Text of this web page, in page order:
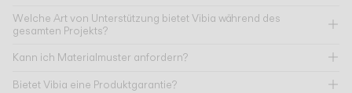
Welche Art von Unterstützung bietet Vibia während des
gesamten Projekts?
Kann ich Materialmuster anfordern?
Bietet Vibia eine Produktgarantie?